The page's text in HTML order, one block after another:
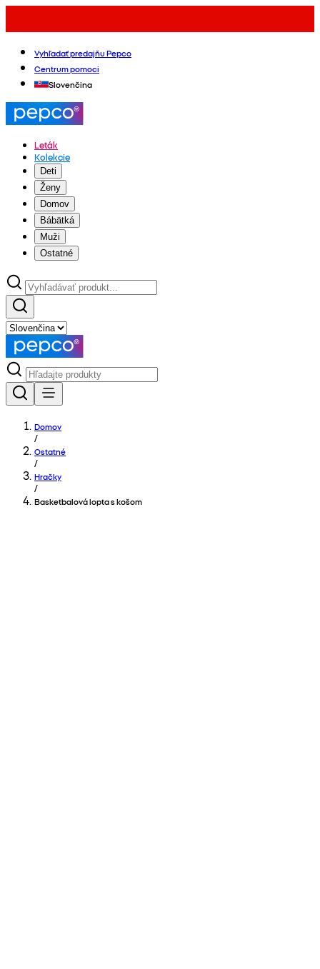
Vyhľadať predajňu Pepco
Centrum pomoci
Slovenčina
Leták
Kolekcie
Deti
Ženy
Domov
Bábätká
Muži
Ostatné
Domov
/
Ostatné
/
Hračky
/
Basketbalová lopta s košom